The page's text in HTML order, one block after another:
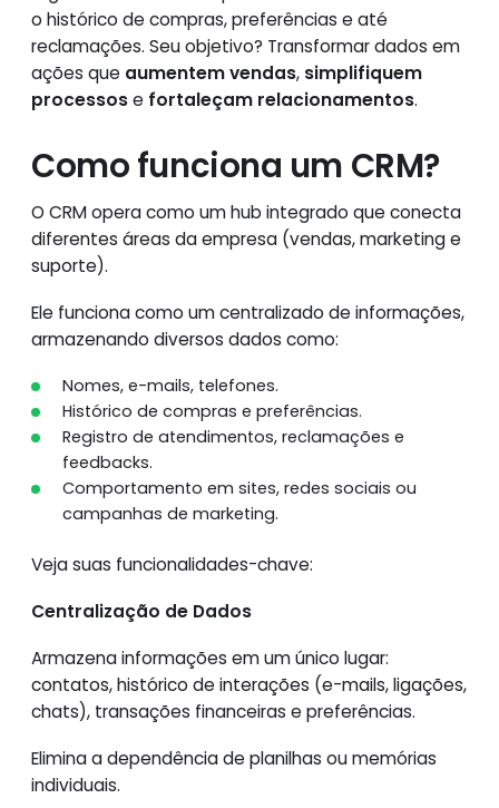
o histórico de compras, preferências e até
reclamações. Seu objetivo? Transformar dados em
ações que aumentem vendas, simplifiquem
processose fortaleçam relacionamentos.
Como funciona um CRM?
O CRM opera como um hub integrado que conecta
diferentes áreas da empresa (vendas, marketing e
suporte).
Ele funciona como um centralizado de informações,
armazenando diversos dados como:
Nomes, e-mails, telefones.
Histórico de compras e preferências.
Registro de atendimentos, reclamações e
feedbacks.
Comportamento em sites, redes sociais ou
campanhas de marketing.
Veja suas funcionalidades-chave:
Centralização de Dados
Armazena informações em um único lugar:
contatos, histórico de interações (e-mails, ligações,
chats), transações financeiras e preferências.
Elimina a dependência de planilhas ou memórias
individuais.